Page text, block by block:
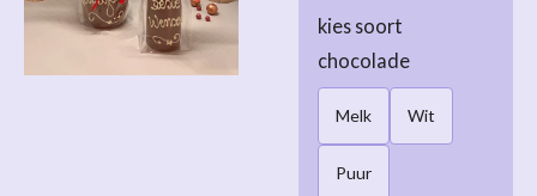
kies soort
chocolade
Melk Wit
Puur